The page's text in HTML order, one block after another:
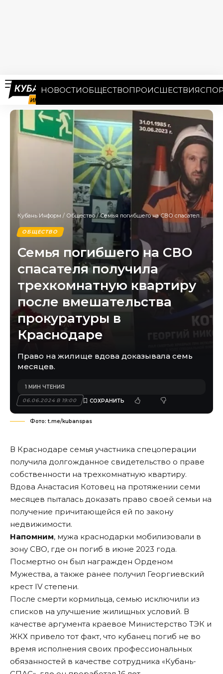
НОВОСТИОБЩЕСТВОПРОИСШЕСТВИЯ
Кубань Информ / Общество/Семья погибшего на СВО спасателя получила трехкомнатную квартиру после вмешательства прокуратуры в Краснодаре
ОБЩЕСТВО
Семья погибшего на СВО
спасателя получила
трехкомнатную квартиру
после вмешательства
прокуратуры в
Краснодаре
Право на жилище вдова доказывала семь
месяцев.
06.06.2024 В 19:00
1 МИН ЧТЕНИЯ
Фото: t.me/kubanspas
В Краснодаре семья участника спецоперации
получила долгожданное свидетельство о праве
собственности на трехкомнатную квартиру.
Вдова Анастасия Котовец на протяжении семи
месяцев пыталась доказать право своей семьи на
получение причитающейся ей по закону
недвижимости.
Напомним, мужа краснодарки мобилизовали в
зону СВО, где он погиб в июне 2023 года.
Посмертно он был награжден Орденом
Мужества, а также ранее получил Георгиевский
крест IV степени.
После смерти кормильца, семью исключили из
списков на улучшение жилищных условий. В
качестве аргумента краевое Министерство ТЭК и
ЖКХ привело тот факт, что кубанец погиб не во
время исполнения своих профессиональных
обязанностей в качестве сотрудника «Кубань-